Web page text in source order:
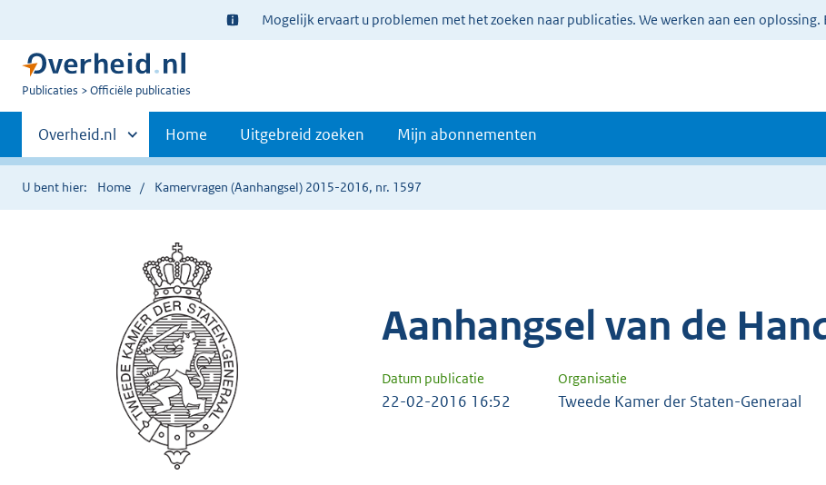
Ter
informatie:
Mogelijk ervaart u problemen met het zoeken naar publicaties. We werken aan een oplossing.
U
Publicaties Officiële publicaties
Primaire
navigatie
Andere
sites
binnen
Overheid.nl Home Uitgebreid zoeken Mijn abonnementen
U bent hier: Home Kamervragen (Aanhangsel) 2015-2016, nr. 1597
Aanhangsel van de
Datum publicatie Organisatie
22-02-2016 16:52 Tweede Kamer der Staten-Generaal